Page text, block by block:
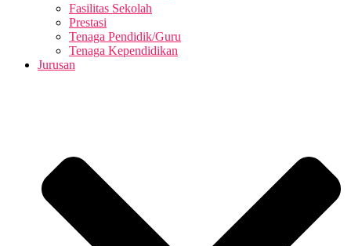
Fasilitas Sekolah
Prestasi
Tenaga Pendidik/Guru
Tenaga Kependidikan
Jurusan